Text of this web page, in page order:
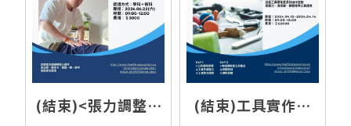
(結束)<張力調整師
(結束)工具實作班